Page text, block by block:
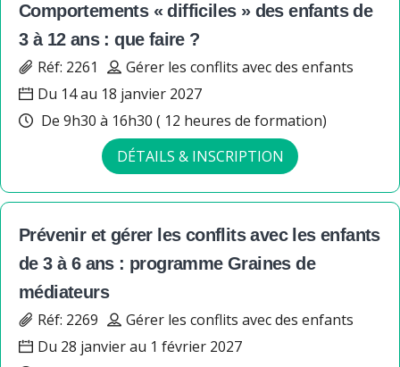
Comportements « difficiles » des enfants de
3 à 12 ans : que faire ?
Réf: 2261
Gérer les conflits avec des enfants
Du 14 au 18 janvier 2027
De 9h30 à 16h30 ( 12 heures de formation)
DÉTAILS & INSCRIPTION
Prévenir et gérer les conflits avec les enfants
de 3 à 6 ans : programme Graines de
médiateurs
Réf: 2269
Gérer les conflits avec des enfants
Du 28 janvier au 1 février 2027